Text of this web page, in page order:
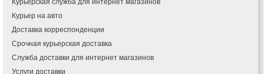
Курьер на авто
Доставка корреспонденции
Срочная курьерская доставка
Служба доставки для интернет магазинов
Услуги доставки
Канев
Казатин
Киев
Кобеляки
Коцюбинское